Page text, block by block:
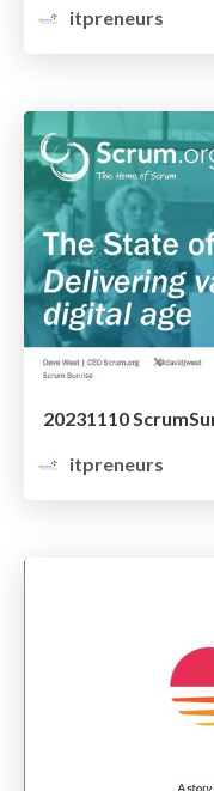
itpreneurs
20231110
itpreneurs